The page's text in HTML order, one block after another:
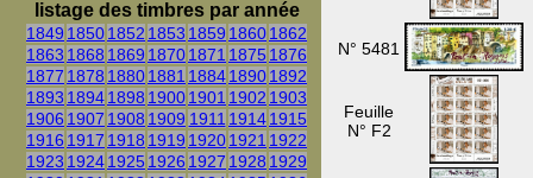
listage des timbres par année
1849 18501852 1853 1859 18601862
1863 1868 1869 18701871 1875 1876
1877 1878 18801881 188418901892
1893 18941898 19001901 1902 1903
1906 1907 1908 1909 1911 19141915
1916 1917 1918 1919 19201921 1922
1923 19241925 1926 1927 1928 1929
N° 5481
Feuille
N° F2